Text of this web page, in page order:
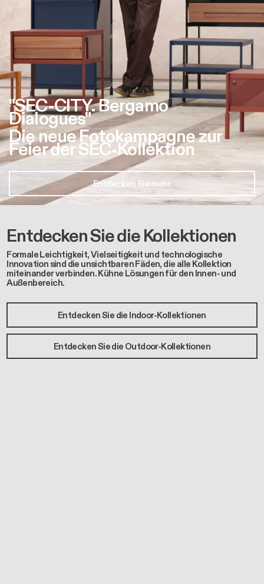
"SEC-CITY. Bergamo
Dialogues"
Die neue Fotokampagne zur
Feier der SEC-Kollektion
Entdecken Sie mehr
Entdecken Sie die Kollektionen
Formale Leichtigkeit, Vielseitigkeit und technologische
Innovation sind die unsichtbaren Fäden, die alle Kollektion
miteinander verbinden. Kühne Lösungen für den Innen- und
Außenbereich.
Entdecken Sie die Indoor-Kollektionen
Entdecken Sie die Outdoor-Kollektionen